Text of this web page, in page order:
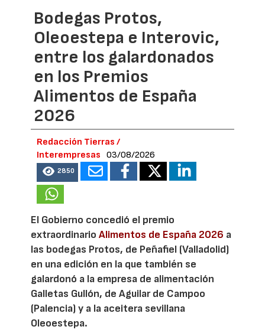
Bodegas Protos,
Oleoestepa e Interovic,
entre los galardonados
en los Premios
Alimentos de España
2026
Redacción Tierras /
Interempresas
03/08/2026
2850
El Gobierno concedió el premio
extraordinarioAlimentos de España 2026 a
las bodegas Protos, de Peñafiel (Valladolid)
en una edición en la que también se
galardonó a la empresa de alimentación
Galletas Gullón, de Aguilar de Campoo
(Palencia) y a la aceitera sevillana
Oleoestepa.